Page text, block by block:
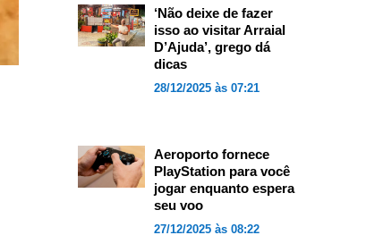
‘Não deixe de fazer
isso ao visitar Arraial
D’Ajuda’, grego dá
dicas
28/12/2025 às 07:21
Aeroporto fornece
PlayStation para você
jogar enquanto espera
seu voo
27/12/2025 às 08:22